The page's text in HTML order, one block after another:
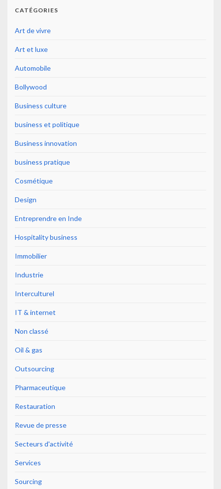
CATÉGORIES
Art de vivre
Art et luxe
Automobile
Bollywood
Business culture
business et politique
Business innovation
business pratique
Cosmétique
Design
Entreprendre en Inde
Hospitality business
Immobilier
Industrie
Interculturel
IT & internet
Non classé
Oil & gas
Outsourcing
Pharmaceutique
Restauration
Revue de presse
Secteurs d'activité
Services
Sourcing